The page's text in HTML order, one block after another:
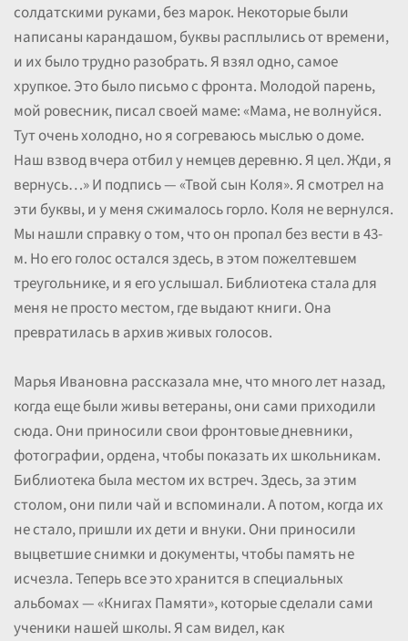
солдатскими руками, без марок. Некоторые были
написаны карандашом, буквы расплылись от времени,
и их было трудно разобрать. Я взял одно, самое
хрупкое. Это было письмо с фронта. Молодой парень,
мой ровесник, писал своей маме: «Мама, не волнуйся.
Тут очень холодно, но я согреваюсь мыслью о доме.
Наш взвод вчера отбил у немцев деревню. Я цел. Жди, я
вернусь…» И подпись — «Твой сын Коля». Я смотрел на
эти буквы, и у меня сжималось горло. Коля не вернулся.
Мы нашли справку о том, что он пропал без вести в 43-
м. Но его голос остался здесь, в этом пожелтевшем
треугольнике, и я его услышал. Библиотека стала для
меня не просто местом, где выдают книги. Она
превратилась в архив живых голосов.
Марья Ивановна рассказала мне, что много лет назад,
когда еще были живы ветераны, они сами приходили
сюда. Они приносили свои фронтовые дневники,
фотографии, ордена, чтобы показать их школьникам.
Библиотека была местом их встреч. Здесь, за этим
столом, они пили чай и вспоминали. А потом, когда их
не стало, пришли их дети и внуки. Они приносили
выцветшие снимки и документы, чтобы память не
исчезла. Теперь все это хранится в специальных
альбомах — «Книгах Памяти», которые сделали сами
ученики нашей школы. Я сам видел, как